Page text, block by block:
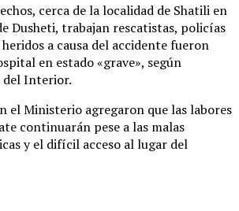
cerca de la localidad de Shatili en
Dusheti, trabajan rescatistas, policías
a causa del accidente fueron
en estado «grave», según
del Interior.
el Ministerio agregaron que las labores
continuarán pese a las malas
y el difícil acceso al lugar del